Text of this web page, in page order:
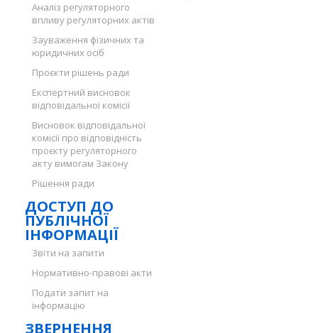
Аналіз регуляторного
впливу регуляторних актів
Зауваження фізичних та
юридичних осіб
Проєкти рішень ради
Експертний висновок
відповідальної комісії
Висновок відповідальної
комісії про відповідність
проєкту регуляторного
акту вимогам Закону
Рішення ради
ДОСТУП ДО
ПУБЛІЧНОЇ
ІНФОРМАЦІЇ
Звіти на запити
Нормативно-правові акти
Подати запит на
інформацію
ЗВЕРНЕННЯ